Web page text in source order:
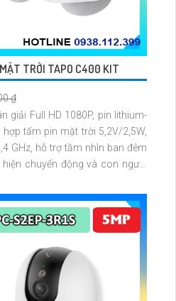
TRỜI TAPO C400 KIT
₫
giải Full HD 1080P, pin lithium-
tấm pin mặt trời 5,2V/2,5W,
GHz, hỗ trợ tầm nhìn ban đêm
chuyển động và con người